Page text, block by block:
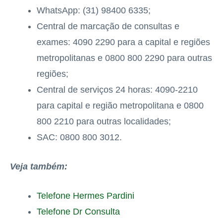
WhatsApp: (31) 98400 6335;
Central de marcação de consultas e
exames: 4090 2290 para a capital e regiões
metropolitanas e 0800 800 2290 para outras
regiões;
Central de serviços 24 horas: 4090-2210
para capital e região metropolitana e 0800
800 2210 para outras localidades​;
SAC: 0800 800 3012.
Veja também:
Telefone Hermes Pardini
Telefone Dr Consulta